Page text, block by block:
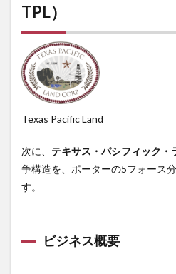
TPL）
Texas Pacific Land
次に、 テキサス・パシフィック・
争構造を、ポーターの5フォース
す。
ビジネス概要